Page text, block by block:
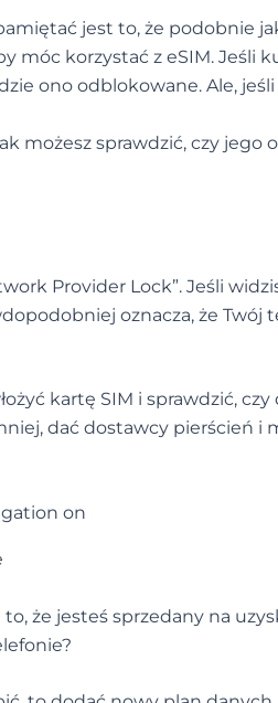
jest to, że podobnie
móc korzystać z eSIM. Jeśli
ono odblokowane. Ale,
możesz sprawdzić, czy jego
Provider Lock”. Jeśli
oznacza, że
kartę SIM i sprawdzić,
dać dostawcy pierścień i
że jesteś sprzedany na